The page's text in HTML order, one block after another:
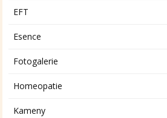
EFT
Esence
Fotogalerie
Homeopatie
Kameny